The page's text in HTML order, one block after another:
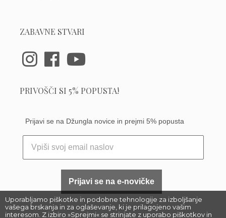
Uporabljamo piškotke in podobne tehnologije za izboljšanje
vašega brskanja in za oglaševanje, ki je prilagojeno vašim
interesom. Z izbiro »Sprejmi« se strinjate z uporabo piškotkov in
ZABAVNE STVARI
PRIVOŠČI SI 5% POPUSTA!
Prijavi se na Džungla novice in prejmi 5% popusta
Prijavi se na e-novičke